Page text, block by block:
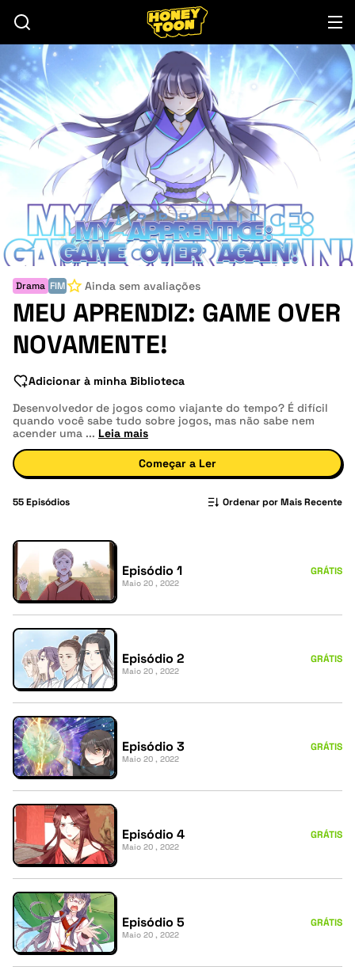
Drama FIM Ainda sem avaliações
MEU APRENDIZ: GAME OVER
NOVAMENTE!
Adicionar à minha Biblioteca
Desenvolvedor de jogos como viajante do tempo? É difícil
quando você sabe tudo sobre jogos, mas não sabe nem
acender uma ... Leia mais
Começar a Ler
55Episódios Ordenar por Mais Recente
Episódio 1
Maio 20 , 2022
GRÁTIS
Episódio 2
Maio 20 , 2022
GRÁTIS
Episódio 3
Maio 20 , 2022
GRÁTIS
Episódio 4
Maio 20 , 2022
GRÁTIS
Episódio 5
Maio 20 , 2022
GRÁTIS